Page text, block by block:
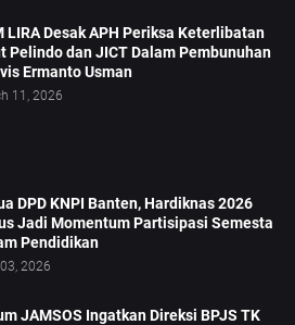
LIRA Desak APH Periksa Keterlibatan
Pelindo dan JICT Dalam Pembunuhan
Ermanto Usman
11, 2026
DPD KNPI Banten, Hardiknas 2026
Jadi Momentum Partisipasi Semesta
Pendidikan
2026
JAMSOS Ingatkan Direksi BPJS TK